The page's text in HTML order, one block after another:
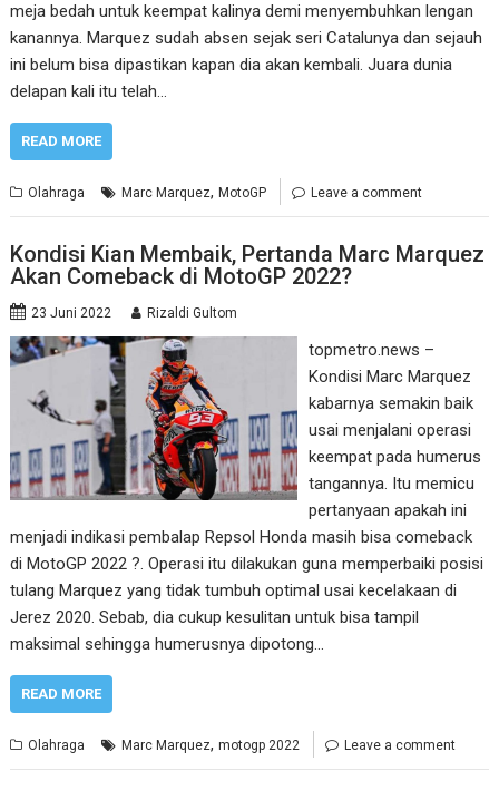
meja bedah untuk keempat kalinya demi menyembuhkan lengan
kanannya. Marquez sudah absen sejak seri Catalunya dan sejauh
ini belum bisa dipastikan kapan dia akan kembali. Juara dunia
delapan kali itu telah…
READ MORE
Olahraga Marc Marquez,MotoGP Leave a comment
Kondisi Kian Membaik, Pertanda Marc Marquez
Akan Comeback di MotoGP 2022?
23 Juni 2022 Rizaldi Gultom
topmetro.news –
Kondisi Marc Marquez
kabarnya semakin baik
usai menjalani operasi
keempat pada humerus
tangannya. Itu memicu
pertanyaan apakah ini
menjadi indikasi pembalap Repsol Honda masih bisa comeback
di MotoGP 2022 ?. Operasi itu dilakukan guna memperbaiki posisi
tulang Marquez yang tidak tumbuh optimal usai kecelakaan di
Jerez 2020. Sebab, dia cukup kesulitan untuk bisa tampil
maksimal sehingga humerusnya dipotong…
READ MORE
Olahraga Marc Marquez,motogp 2022 Leave a comment